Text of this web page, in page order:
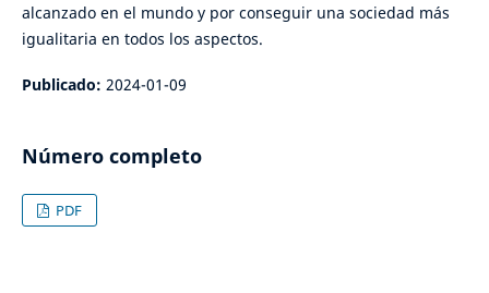
alcanzado en el mundo y por conseguir una sociedad más
igualitaria en todos los aspectos.
Publicado: 2024-01-09
Número completo
PDF